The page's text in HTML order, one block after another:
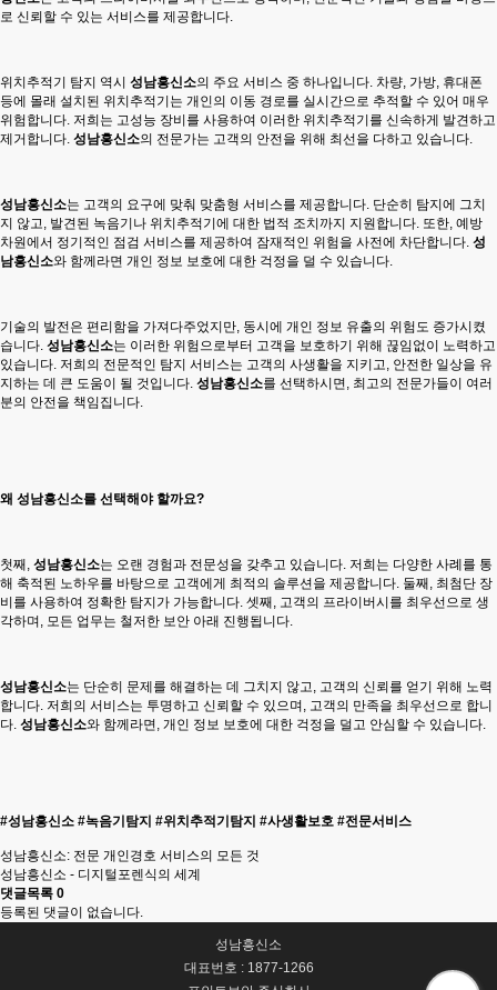
로 신뢰할 수 있는 서비스를 제공합니다.
위치추적기 탐지 역시 성남흥신소의 주요 서비스 중 하나입니다. 차량, 가방, 휴대폰
등에 몰래 설치된 위치추적기는 개인의 이동 경로를 실시간으로 추적할 수 있어 매우
위험합니다. 저희는 고성능 장비를 사용하여 이러한 위치추적기를 신속하게 발견하고
제거합니다. 성남흥신소의 전문가는 고객의 안전을 위해 최선을 다하고 있습니다.
성남흥신소는 고객의 요구에 맞춰 맞춤형 서비스를 제공합니다. 단순히 탐지에 그치
지 않고, 발견된 녹음기나 위치추적기에 대한 법적 조치까지 지원합니다. 또한, 예방
차원에서 정기적인 점검 서비스를 제공하여 잠재적인 위험을 사전에 차단합니다. 성
남흥신소와 함께라면 개인 정보 보호에 대한 걱정을 덜 수 있습니다.
기술의 발전은 편리함을 가져다주었지만, 동시에 개인 정보 유출의 위험도 증가시켰
습니다. 성남흥신소는 이러한 위험으로부터 고객을 보호하기 위해 끊임없이 노력하고
있습니다. 저희의 전문적인 탐지 서비스는 고객의 사생활을 지키고, 안전한 일상을 유
지하는 데 큰 도움이 될 것입니다. 성남흥신소를 선택하시면, 최고의 전문가들이 여러
분의 안전을 책임집니다.
왜 성남흥신소를 선택해야 할까요?
첫째, 성남흥신소는 오랜 경험과 전문성을 갖추고 있습니다. 저희는 다양한 사례를 통
해 축적된 노하우를 바탕으로 고객에게 최적의 솔루션을 제공합니다. 둘째, 최첨단 장
비를 사용하여 정확한 탐지가 가능합니다. 셋째, 고객의 프라이버시를 최우선으로 생
각하며, 모든 업무는 철저한 보안 아래 진행됩니다.
성남흥신소는 단순히 문제를 해결하는 데 그치지 않고, 고객의 신뢰를 얻기 위해 노력
합니다. 저희의 서비스는 투명하고 신뢰할 수 있으며, 고객의 만족을 최우선으로 합니
다. 성남흥신소와 함께라면, 개인 정보 보호에 대한 걱정을 덜고 안심할 수 있습니다.
#성남흥신소 #녹음기탐지 #위치추적기탐지 #사생활보호 #전문서비스
성남흥신소: 전문 개인경호 서비스의 모든 것
성남흥신소 - 디지털포렌식의 세계
댓글목록 0
등록된 댓글이 없습니다.
성남흥신소
대표번호 : 1877-1266